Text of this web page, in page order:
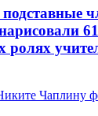
ролях